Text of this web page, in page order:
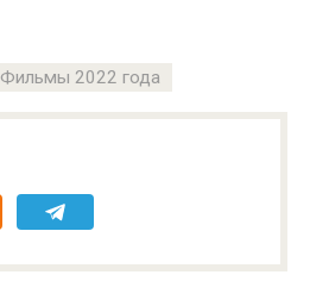
Фильмы 2022 года